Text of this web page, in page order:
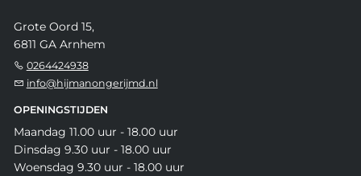
Grote Oord 15,
6811 GA Arnhem
0264424938
info@hijmanongerijmd.nl
OPENINGSTIJDEN
Maandag 11.00 uur - 18.00 uur
Dinsdag 9.30 uur - 18.00 uur
Woensdag 9.30 uur - 18.00 uur